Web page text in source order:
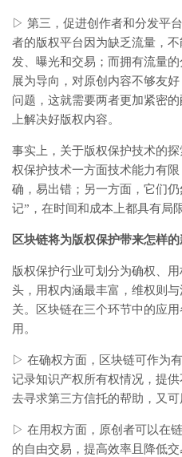
▷ 第三，促进创作者和分发平
者的版权平台因为缺乏流量，
发、曝光和交易；而拥有流量
展为导向，对原创内容不够友
问题，这就需要两者更加紧密
上解决好版权内容。
事实上，关于版权保护技术的
权保护技术一方面技术能力有
确，易出错；另一方面，它们
记”，在时间和成本上都具有局
区块链将为版权保护带来怎样的
版权保护行业可划分为确权、
头，用权内涵最丰富，维权则
关。区块链在三个环节中的应
用。
▷ 在确权方面，区块链可作为
记录知识产权所有权情况，提
去寻求第三方信托的帮助，又可
▷ 在用权方面，原创者可以在
的自由交易，提高效率且降低